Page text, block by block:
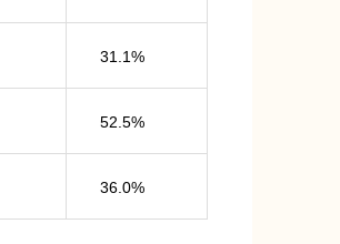
31.1%
52.5%
36.0%